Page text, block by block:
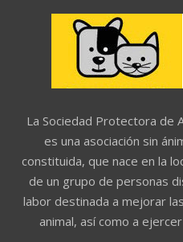
La Sociedad Protectora de
es una asociación sin
constituida, que nace en la
de un grupo de personas
labor destinada a mejorar
animal, así como a